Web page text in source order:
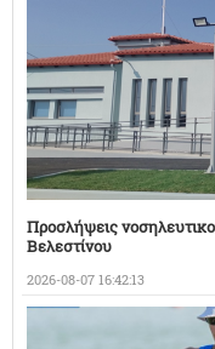
Προσλήψεις
Βελεστίνου
2026-08-07 16:42:13